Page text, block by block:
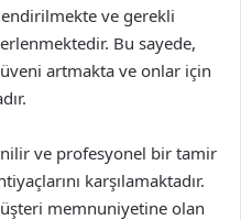
ve gerekli
Bu sayede,
artmakta ve onlar için
ve profesyonel bir tamir
karşılamaktadır.
memnuniyetine olan